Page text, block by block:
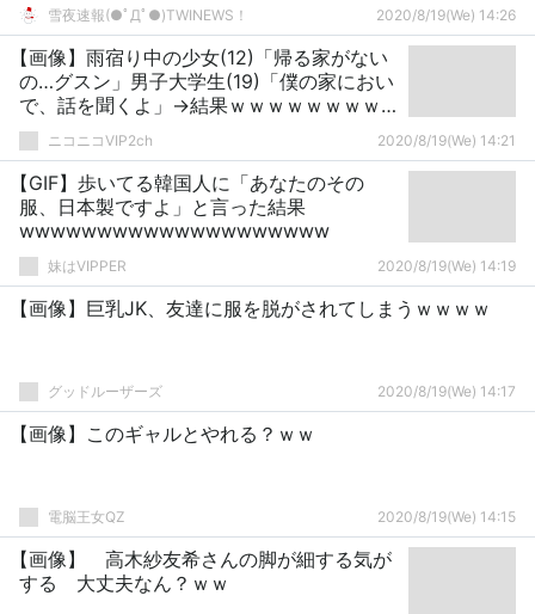
雪夜速報(●ﾟДﾟ●)TWINEWS！ 2020/8/19(We) 14:26
【画像】雨宿り中の少女(12)「帰る家がない
の…グスン」男子大学生(19)「僕の家におい
で、話を聞くよ」→結果ｗｗｗｗｗｗｗｗ
ｗｗ ニコニコVIP2ch 2020/8/19(We) 14:21
【GIF】歩いてる韓国人に「あなたのその
服、日本製ですよ」と言った結果
wwwwwwwwwwwwwwwwwwww
妹はVIPPER 2020/8/19(We) 14:19
【画像】巨乳JK、友達に服を脱がされてしまうｗｗｗｗ
グッドルーザーズ 2020/8/19(We) 14:17
【画像】このギャルとやれる？ｗｗ
電脳王女QZ 2020/8/19(We) 14:15
【画像】 高木紗友希さんの脚が細する気が
する 大丈夫なん？ｗｗ